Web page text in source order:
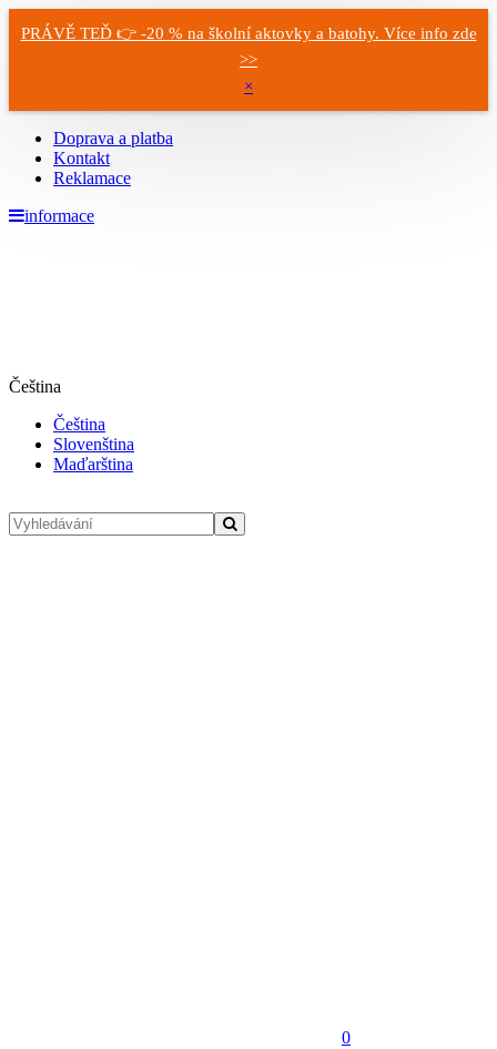
PRÁVĚ TEĎ 👉 -20 % na školní aktovky a batohy. Více info zde
>>
×
Doprava a platba
Kontakt
Reklamace
informace
Čeština
Čeština
Slovenština
Maďarština
0